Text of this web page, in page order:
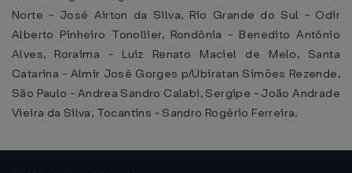
Norte - José Airton da Silva, Rio Grande do Sul - Odir
Alberto Pinheiro Tonollier, Rondônia - Benedito Antônio
Alves, Roraima - Luiz Renato Maciel de Melo, Santa
Catarina - Almir José Gorges p/Ubiratan Simões Rezende,
São Paulo - Andrea Sandro Calabi, Sergipe - João Andrade
Vieira da Silva, Tocantins - Sandro Rogério Ferreira.